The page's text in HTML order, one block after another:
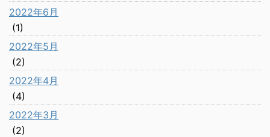
2022年6月
(1)
2022年5月
(2)
2022年4月
(4)
2022年3月
(2)